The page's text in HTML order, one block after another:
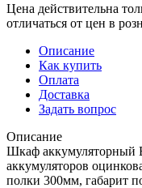
Цена действительна
отличаться от цен в
Описание
Как купить
Оплата
Доставка
Задать вопрос
Описание
Шкаф аккумуляторный
аккумуляторов
полки 300мм, габарит